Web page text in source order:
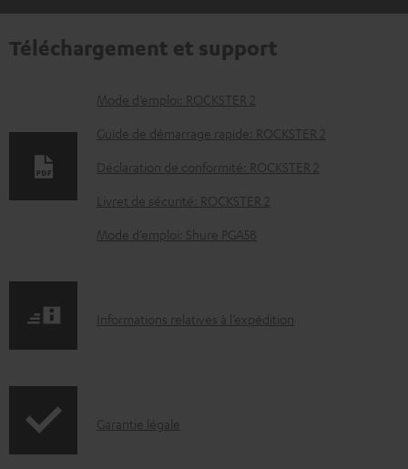
Téléchargement et support
D
o
u
m
e
s
é
Mode d’emploi: ROCKSTER 2
Guide de démarrage rapide: ROCKSTER 2
Déclaration de conformité: ROCKSTER 2
Livret de sécurité: ROCKSTER 2
Mode d’emploi: Shure PGA58
I
r
Informations relatives à l’expédition
IGarantie légale